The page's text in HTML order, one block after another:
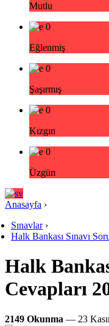
Mutlu
0
Eğlenmiş
0
Şaşırmış
0
Kızgın
0
Üzgün
Anasayfa ›
Sınavlar›
Halk Bankası Sınavı
Halk
Cevapları
2149 Okunma — 23